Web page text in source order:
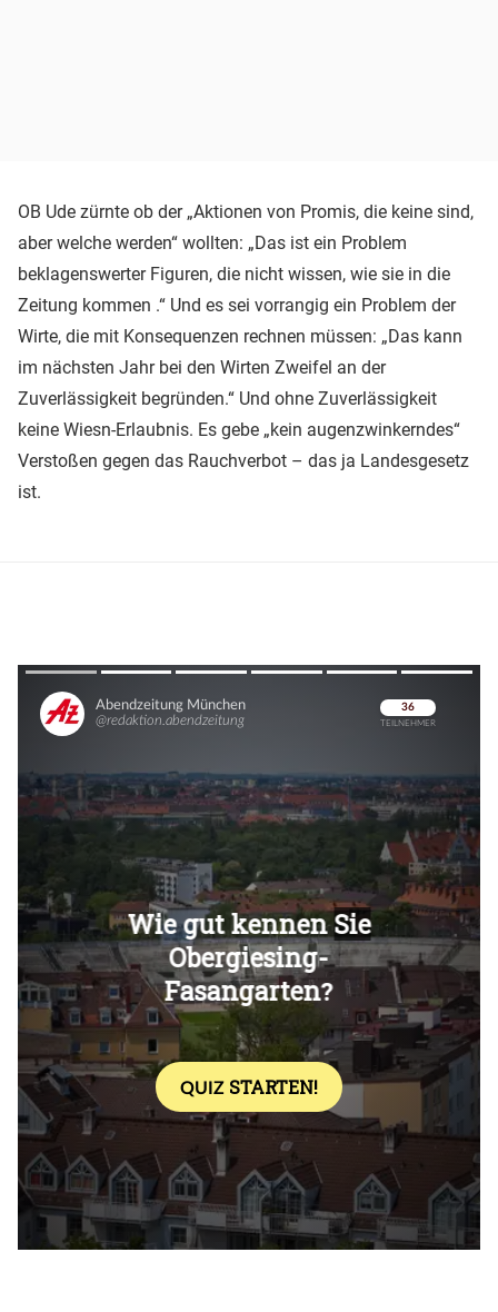
OB Ude zürnte ob der „Aktionen von Promis, die keine sind,
aber welche werden“ wollten: „Das ist ein Problem
beklagenswerter Figuren, die nicht wissen, wie sie in die
Zeitung kommen .“ Und es sei vorrangig ein Problem der
Wirte, die mit Konsequenzen rechnen müssen: „Das kann
im nächsten Jahr bei den Wirten Zweifel an der
Zuverlässigkeit begründen.“ Und ohne Zuverlässigkeit
keine Wiesn-Erlaubnis. Es gebe „kein augenzwinkerndes“
Verstoßen gegen das Rauchverbot – das ja Landesgesetz
ist.
Überspringen
Überspringen